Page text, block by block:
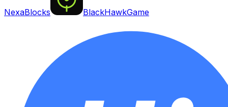
NexaBlocks BlackHawkGame